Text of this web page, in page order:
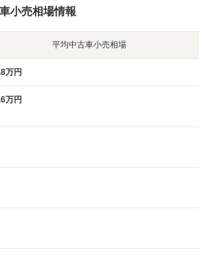
小売相場情報
平均中古車小売相場
万円
万円